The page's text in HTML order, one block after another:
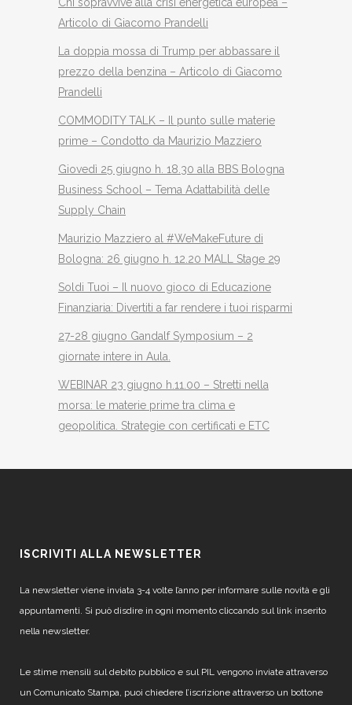
Articolo di Giacomo Prandelli
La doppia mossa di Trump per abbassare il
prezzo della benzina – Articolo di Giacomo
Prandelli
COMMODITY TALK – Il punto sulle materie
prime – Condotto da Maurizio Mazziero
Giovedì 25 giugno h. 18.30 alla BBS Bologna
Business School – Tema Adattabilità delle
Supply Chain
Maurizio Mazziero al #WeMakeFuture di
Bologna: 26 giugno h. 12.20 MALL Stage 29
Soldi Tuoi – Il nuovo gioco di Educazione
Finanziaria: Divertiti a far rendere i tuoi risparmi
27-28 giugno Gandalf Symposium – 2
giornate intere in Aula.
WEBINAR 23 giugno h.11.00 – Stretti nella
morsa: le materie prime tra clima e
geopolitica. Strategie con certificati e ETC
ISCRIVITI ALLA NEWSLETTER
La newsletter viene inviata 3-4 volte l’anno per informare sulle novità e gli
appuntamenti. Si può disdire in ogni momento cliccando sul link inserito
nella newsletter.
Le stime mensili sul debito pubblico e sul PIL vengono inviate attraverso
un Comunicato Stampa, puoi chiedere l’iscrizione attraverso un bottone